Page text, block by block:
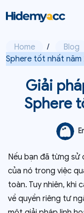
Home / Blog
Sphere tốt nhất năm
Giải
Sphere
Nếu bạn đã từng sử
của nó trong việc
toàn. Tuy nhiên, khi
về quyền riêng tư